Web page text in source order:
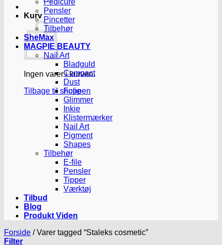
Kurv
Ingen varer i kurven.
Tilbage til shoppen
Pedicure
Pensler
Pincetter
Tilbehør
SheMax
MAGPIE BEAUTY
Nail Art
Bladguld
Compact
Dust
Folie
Glimmer
Inkie
Klistermærker
Nail Art
Pigment
Shapes
Tilbehør
E-file
Pensler
Tipper
Værktøj
Tilbud
Blog
Produkt Viden
Forside /Varer tagged “Staleks cosmetic”
Filter